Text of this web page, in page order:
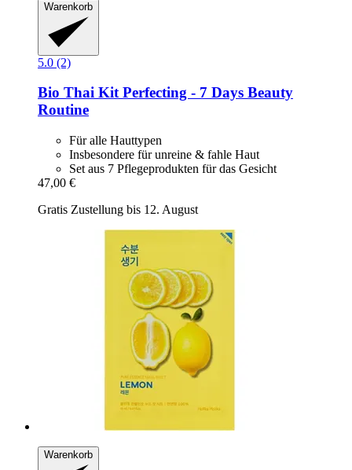
Warenkorb
5.0 (2)
Bio Thai Kit Perfecting -​ 7 Days Beauty
Routine
Für alle Hauttypen
Insbesondere für unreine & fahle Haut
Set aus 7 Pflegeprodukten für das Gesicht
47,00 €
Gratis Zustellung bis 12. August
Warenkorb